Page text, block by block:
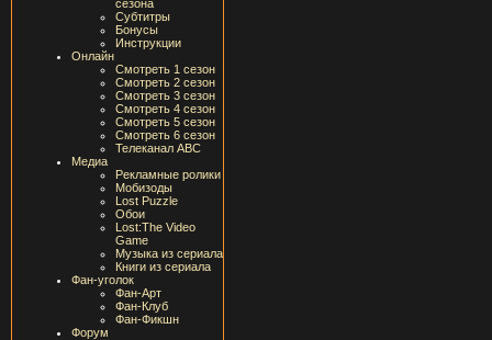
сезона
Субтитры
Бонусы
Инструкции
Онлайн
Смотреть 1 сезон
Смотреть 2 сезон
Смотреть 3 сезон
Смотреть 4 сезон
Смотреть 5 сезон
Смотреть 6 сезон
Телеканал ABC
Медиа
Рекламные ролики
Мобизоды
Lost Puzzle
Обои
Lost:The Video
Game
Музыка из сериала
Книги из сериала
Фан-уголок
Фан-Арт
Фан-Клуб
Фан-Фикшн
Форум